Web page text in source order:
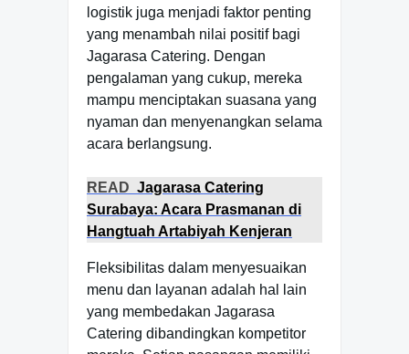
logistik juga menjadi faktor penting
yang menambah nilai positif bagi
Jagarasa Catering. Dengan
pengalaman yang cukup, mereka
mampu menciptakan suasana yang
nyaman dan menyenangkan selama
acara berlangsung.
READ Jagarasa Catering
Surabaya: Acara Prasmanan di
Hangtuah Artabiyah Kenjeran
Fleksibilitas dalam menyesuaikan
menu dan layanan adalah hal lain
yang membedakan Jagarasa
Catering dibandingkan kompetitor